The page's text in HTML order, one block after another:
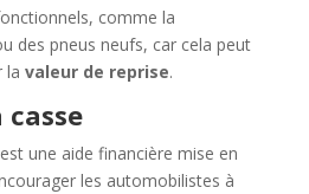
comme la
des pneus neufs, car cela peut
la valeur de reprise.
casse
est une aide financière mise en
les automobilistes à